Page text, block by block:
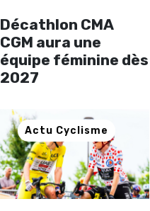
Décathlon CMA
CGM aura une
équipe féminine dès
2027
Actu Cyclisme